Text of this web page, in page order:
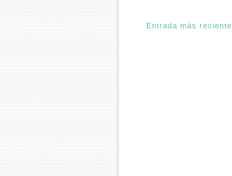
Entrada más reciente